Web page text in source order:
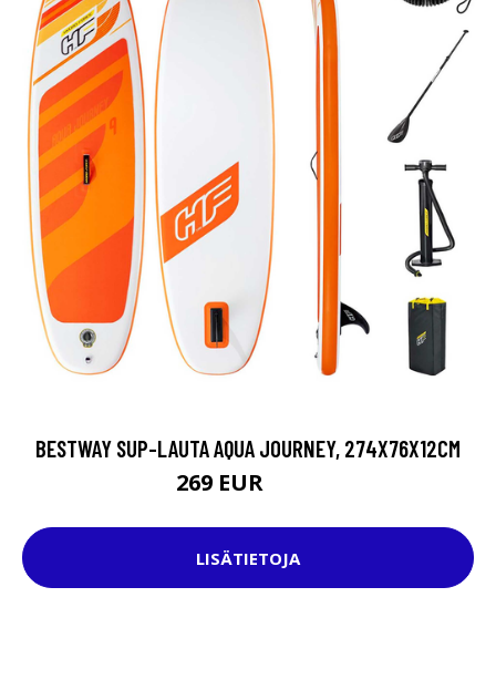
BESTWAY SUP-LAUTA AQUA JOURNEY, 274X76X12CM
269 EUR
LISÄTIETOJA